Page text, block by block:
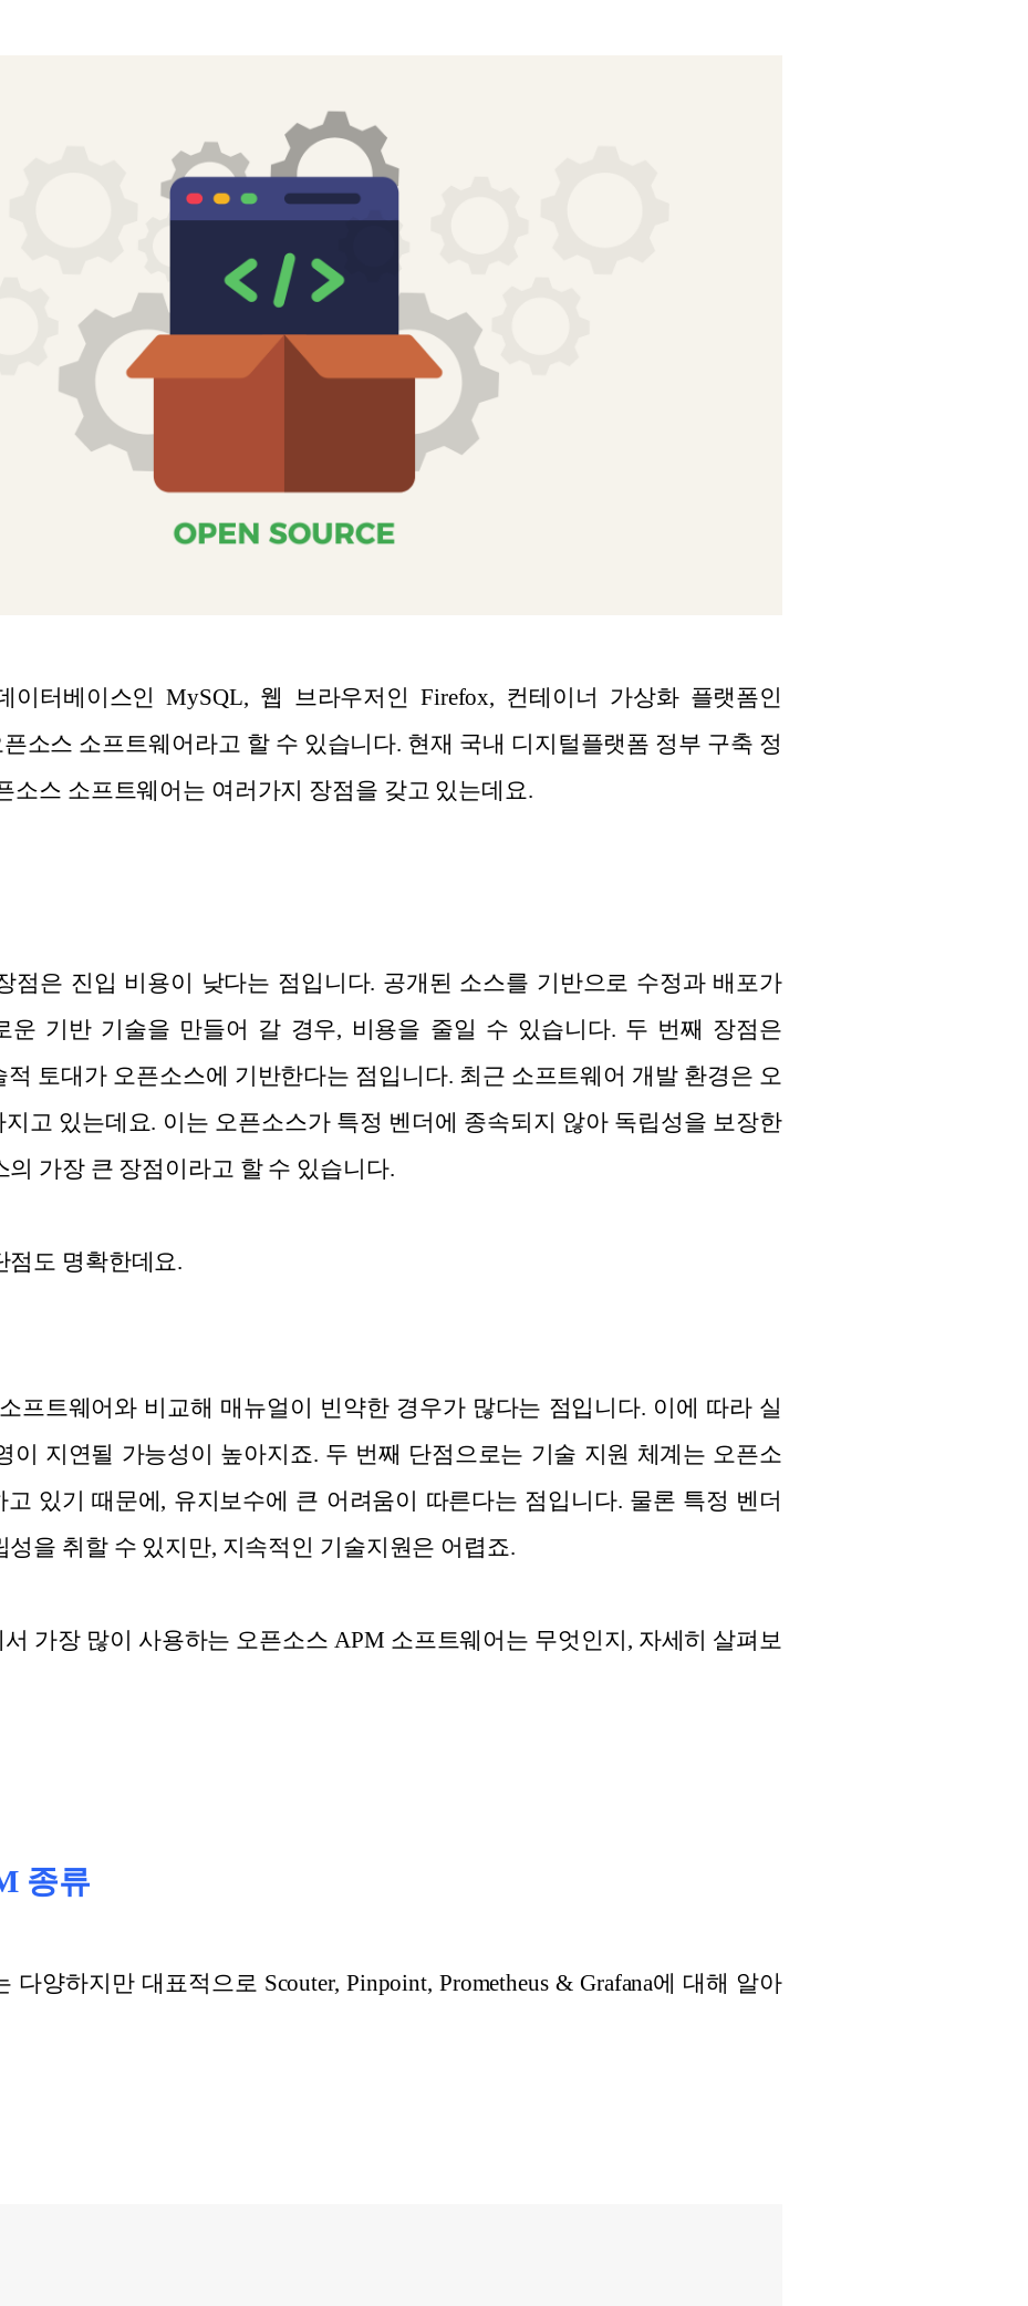
이터베이스인 MySQL, 웹 브라우저인 Firefox, 컨테이너 가상화 플랫폼인
소스 소프트웨어라고 할 수 있습니다. 현재 국내 디지털플랫폼 정부 구축 정
소스 소프트웨어는 여러가지 장점을 갖고 있는데요.
점은 진입 비용이 낮다는 점입니다. 공개된 소스를 기반으로 수정과 배포가
운 기반 기술을 만들어 갈 경우, 비용을 줄일 수 있습니다. 두 번째 장점은
토대가 오픈소스에 기반한다는 점입니다. 최근 소프트웨어 개발 환경은 오
고 있는데요. 이는 오픈소스가 특정 벤더에 종속되지 않아 독립성을 보장한
의 가장 큰 장점이라고 할 수 있습니다.
점도 명확한데요.
프트웨어와 비교해 매뉴얼이 빈약한 경우가 많다는 점입니다. 이에 따라 실
이 지연될 가능성이 높아지죠. 두 번째 단점으로는 기술 지원 체계는 오픈소
있기 때문에, 유지보수에 큰 어려움이 따른다는 점입니다. 물론 특정 벤더
성을 취할 수 있지만, 지속적인 기술지원은 어렵죠.
가장 많이 사용하는 오픈소스 APM 소프트웨어는 무엇인지, 자세히 살펴보
종류
다양하지만 대표적으로 Scouter, Pinpoint, Prometheus & Grafana에 대해 알아